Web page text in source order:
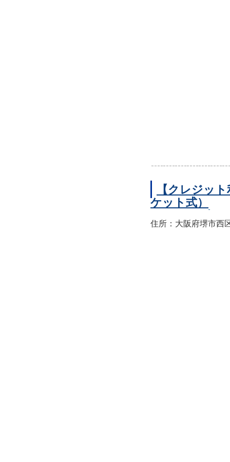
【クレジッ
ケット式）
住所：大阪府堺市西